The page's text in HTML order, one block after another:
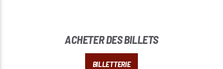
ACHETER DES BILLETS
BILLETTERIE